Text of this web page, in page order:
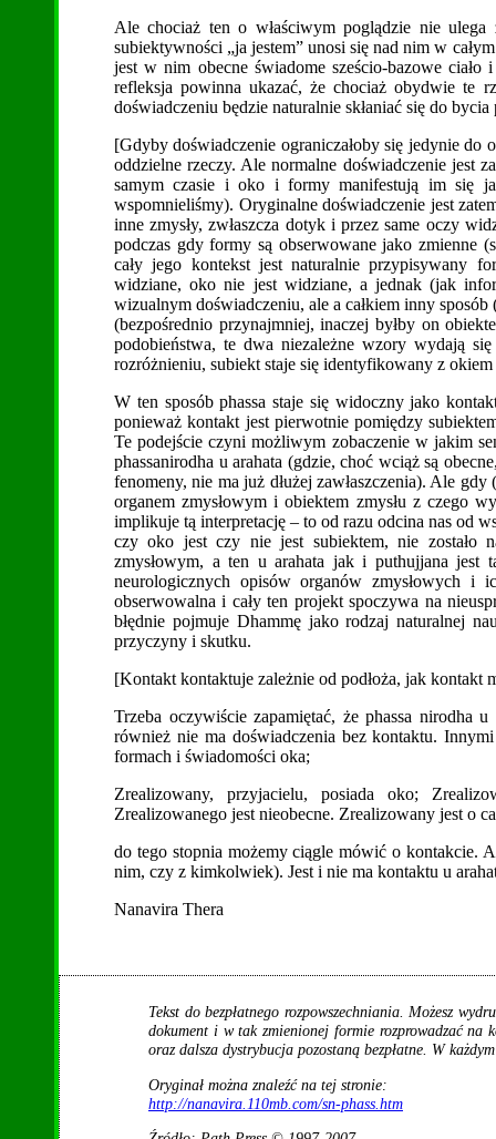
Ale chociaż ten o właściwym poglądzie nie ulega
subiektywności „ja jestem” unosi się nad nim w
jest w nim obecne świadome sześcio-bazowe
refleksja powinna ukazać, że chociaż obydwie te
doświadczeniu będzie naturalnie skłaniać się do bycia
[Gdyby doświadczenie ograniczałoby się jedynie
oddzielne rzeczy. Ale normalne doświadczenie jest
samym czasie i oko i formy manifestują im się
wspomnieliśmy). Oryginalne doświadczenie jest
inne zmysły, zwłaszcza dotyk i przez same oczy
podczas gdy formy są obserwowane jako zmienne
cały jego kontekst jest naturalnie przypisywany
widziane, oko nie jest widziane, a jednak (jak
wizualnym doświadczeniu, ale a całkiem inny
(bezpośrednio przynajmniej, inaczej byłby on
podobieństwa, te dwa niezależne wzory wydają
rozróżnieniu, subiekt staje się identyfikowany z
W ten sposób phassa staje się widoczny jako
ponieważ kontakt jest pierwotnie pomiędzy
Te podejście czyni możliwym zobaczenie w jakim
phassanirodha u arahata (gdzie, choć wciąż są
fenomeny, nie ma już dłużej zawłaszczenia). Ale
organem zmysłowym i obiektem zmysłu z czego
implikuje tą interpretację – to od razu odcina nas od
czy oko jest czy nie jest subiektem, nie zostało
zmysłowym, a ten u arahata jak i puthujjana jest
neurologicznych opisów organów zmysłowych i
obserwowalna i cały ten projekt spoczywa na
błędnie pojmuje Dhammę jako rodzaj naturalnej
przyczyny i skutku.
[Kontakt kontaktuje zależnie od podłoża, jak kontakt
Trzeba oczywiście zapamiętać, że phassa nirodha
również nie ma doświadczenia bez kontaktu.
formach i świadomości oka;
Zrealizowany, przyjacielu, posiada oko;
Zrealizowanego jest nieobecne. Zrealizowany jest o
do tego stopnia możemy ciągle mówić o kontakcie.
nim, czy z kimkolwiek). Jest i nie ma kontaktu u
Nanavira Thera
Tekst do bezpłatnego rozpowszechniania. Możesz
dokument i w tak zmienionej formie rozprowadzać na
oraz dalsza dystrybucja pozostaną bezpłatne. W
Oryginał można znaleźć na tej stronie:
http://nanavira.110mb.com/sn-phass.htm